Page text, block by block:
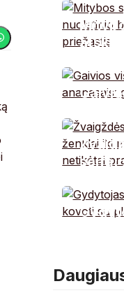
ir
seifą:
streso